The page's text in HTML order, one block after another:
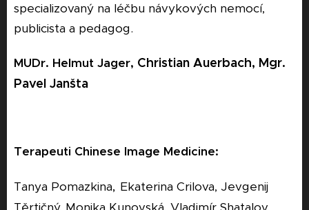
specializovaný na léčbu návykových nemocí,
publicista a pedagog.
MUDr. Helmut Jager, Christian Auerbach, Mgr.
Pavel Janšta
Terapeuti Chinese Image Medicine:
Tanya Pomazkina, Ekaterina Crilova, Jevgenij